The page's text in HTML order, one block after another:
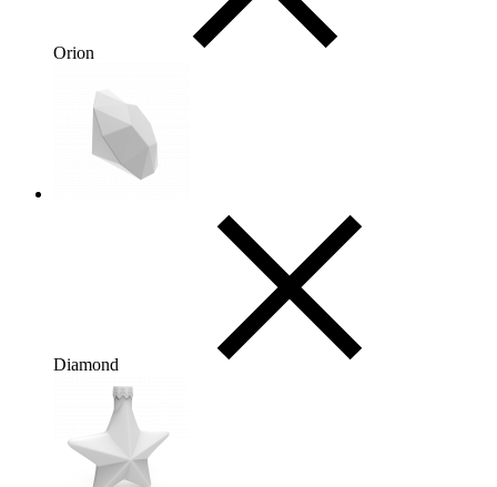
Orion
Diamond